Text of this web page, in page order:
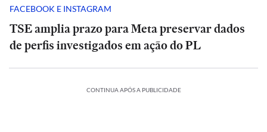
FACEBOOK E INSTAGRAM
TSE amplia prazo para Meta preservar dados
de perfis investigados em ação do PL
CONTINUA APÓS A PUBLICIDADE